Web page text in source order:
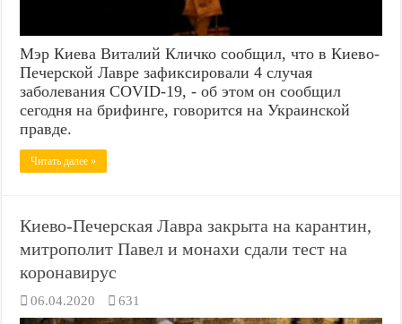
Мэр Киева Виталий Кличко сообщил, что в Киево-
Печерской Лавре зафиксировали 4 случая
заболевания COVID-19, - об этом он сообщил
сегодня на брифинге, говорится на Украинской
правде.
Читать далее »
Киево-Печерская Лавра закрыта на карантин,
митрополит Павел и монахи сдали тест на
коронавирус
06.04.2020 631